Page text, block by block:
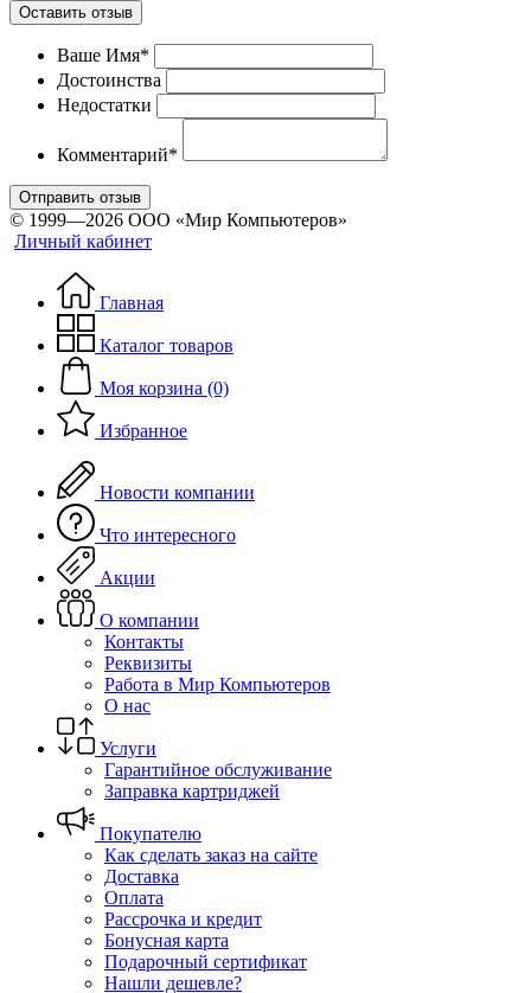
Оставить отзыв
Ваше Имя*
Достоинства
Недостатки
Комментарий*
Отправить отзыв
© 1999—2026 ООО «Мир Компьютеров»
Личный кабинет
Главная
Каталог товаров
Моя корзина (0)
Избранное
Новости компании
Что интересного
Акции
О компании
Контакты
Реквизиты
Работа в Мир Компьютеров
О нас
Услуги
Гарантийное обслуживание
Заправка картриджей
Покупателю
Как сделать заказ на сайте
Доставка
Оплата
Рассрочка и кредит
Бонусная карта
Подарочный сертификат
Нашли дешевле?